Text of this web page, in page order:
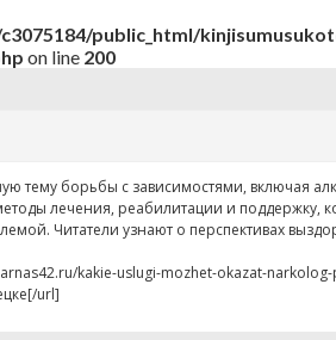
public_html/
on line 200
тему борьбы с зависимостями, включая
лечения, реабилитации и поддержку,
Читатели узнают о перспективах
kakie-uslugi-mozhet-okazat-
url]